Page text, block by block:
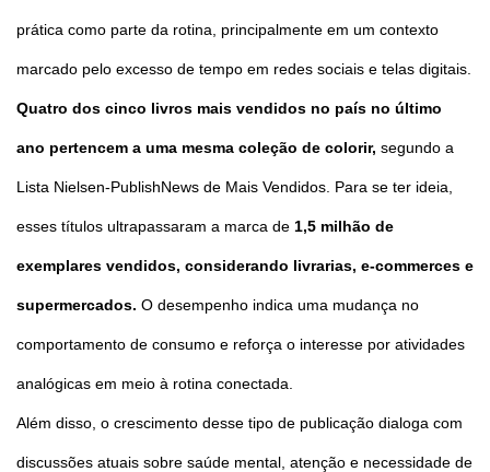
prática como parte da rotina, principalmente em um contexto
marcado pelo excesso de tempo em redes sociais e telas digitais.
Quatro dos cinco livros mais vendidos no país no último
ano pertencem a uma mesma coleção de colorir, segundo a
Lista Nielsen-PublishNews de Mais Vendidos. Para se ter ideia,
esses títulos ultrapassaram a marca de 1,5 milhão de
exemplares vendidos, considerando livrarias, e-commerces e
supermercados. O desempenho indica uma mudança no
comportamento de consumo e reforça o interesse por atividades
analógicas em meio à rotina conectada.
Além disso, o crescimento desse tipo de publicação dialoga com
discussões atuais sobre saúde mental, atenção e necessidade de